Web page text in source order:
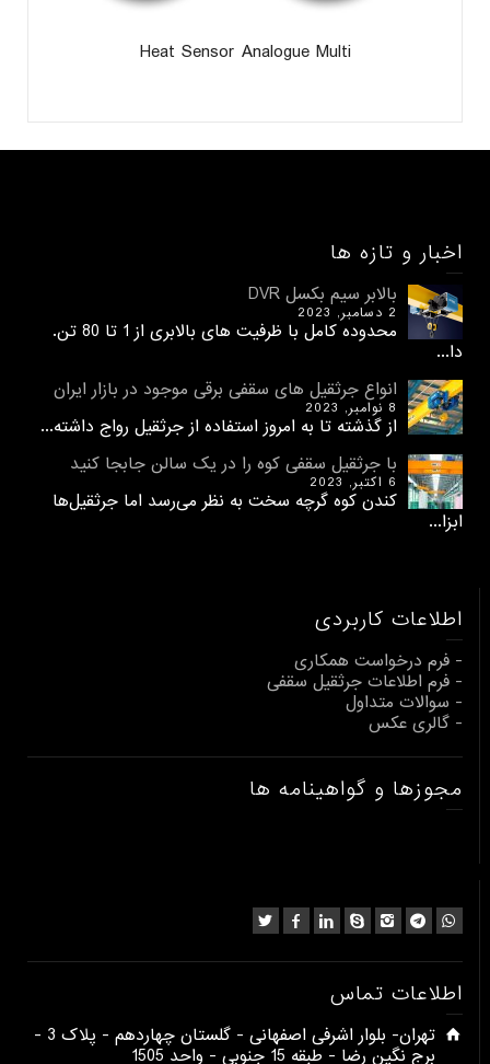
Heat Sensor Analogue Multi
اخبار و تازه ها
بالابر سیم بکسل DVR
2 دسامبر, 2023
محدوده کامل با ظرفیت های بالابری از 1 تا 80 تن.
دا...
انواع جرثقیل های سقفی برقی موجود در بازار ایران
8 نوامبر, 2023
از گذشته تا به امروز استفاده از جرثقیل رواج داشته...
با جرثقیل سقفی کوه را در یک سالن جابجا کنید
6 اکتبر, 2023
کندن کوه گرچه سخت به نظر می‌رسد اما جرثقیل‌ها
ابزا...
اطلاعات کاربردی
- فرم درخواست همکاری
- فرم اطلاعات جرثقیل سقفی
- سوالات متداول
- گالری عکس
مجوزها و گواهینامه ها
اطلاعات تماس
​تهران- بلوار اشرفی اصفهانی - گلستان چهاردهم - پلاک 3 -
برج نگین رضا - طبقه 15 جنوبی - واحد 1505​